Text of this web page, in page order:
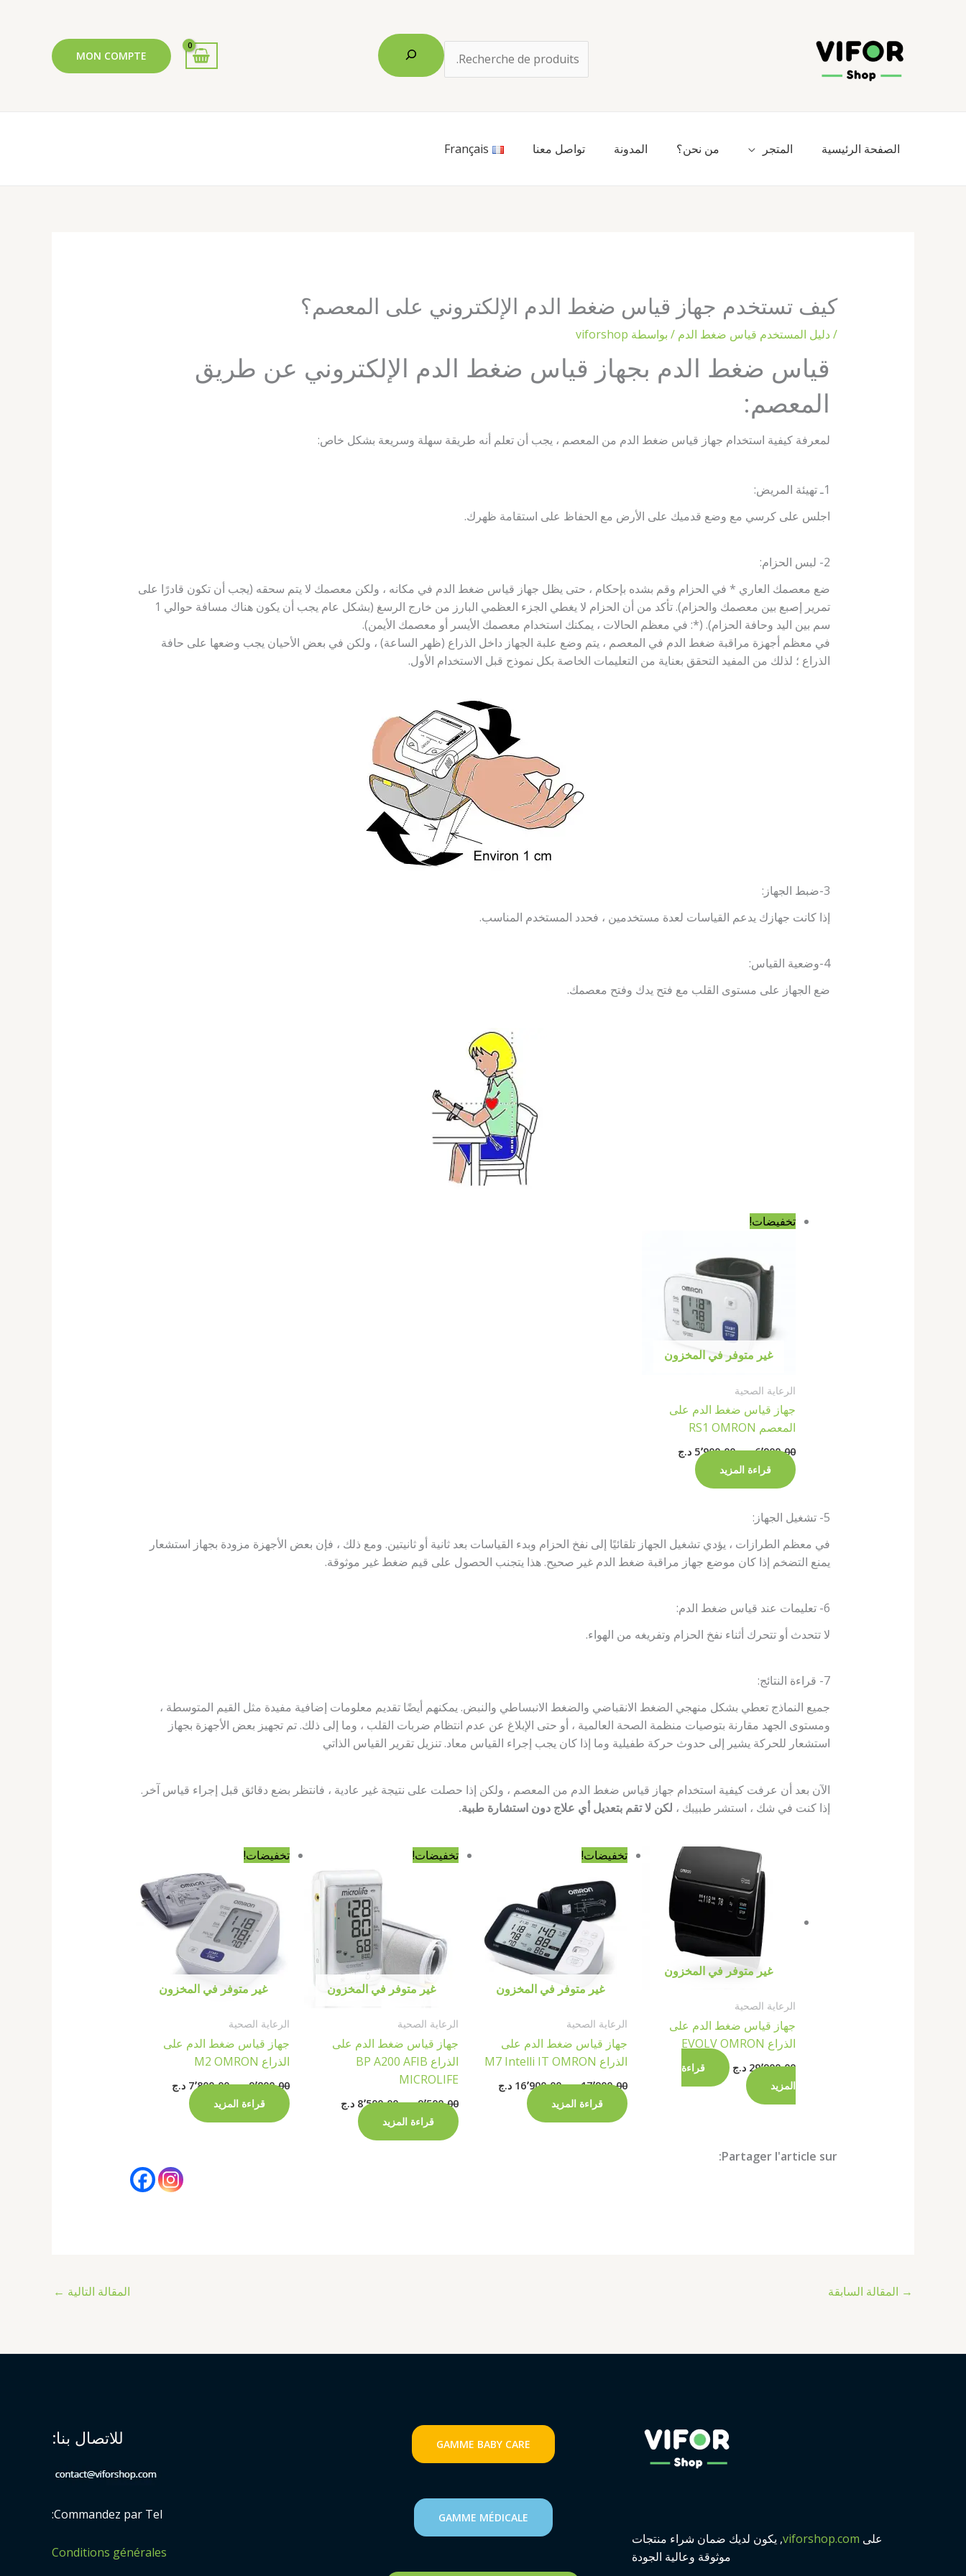
MON COMPTE
الصفحة الرئيسية المتجر من نحن؟ المدونة تواصل معنا Français
كيف تستخدم جهاز قياس ضغط الدم الإلكتروني على المعصم؟
/دليل المستخدم قياس ضغط الدم / بواسطة viforshop
قياس ضغط الدم بجهاز قياس ضغط الدم الإلكتروني عن طريق
المعصم:
لمعرفة كيفية استخدام جهاز قياس ضغط الدم من المعصم ، يجب أن تعلم أنه طريقة سهلة وسريعة بشكل خاص:
1ـ تهيئة المريض:
اجلس على كرسي مع وضع قدميك على الأرض مع الحفاظ على استقامة ظهرك.
2- لبس الحزام:
ضع معصمك العاري * في الحزام وقم بشده بإحكام ، حتى يظل جهاز قياس ضغط الدم في مكانه ، ولكن معصمك لا يتم سحقه (يجب أن تكون قادرًا على
تمرير إصبع بين معصمك والحزام). تأكد من أن الحزام لا يغطي الجزء العظمي البارز من خارج الرسغ (بشكل عام يجب أن يكون هناك مسافة حوالي 1
سم بين اليد وحافة الحزام). (*: في معظم الحالات ، يمكنك استخدام معصمك الأيسر أو معصمك الأيمن).
في معظم أجهزة مراقبة ضغط الدم في المعصم ، يتم وضع علبة الجهاز داخل الذراع (ظهر الساعة) ، ولكن في بعض الأحيان يجب وضعها على حافة
الذراع ؛ لذلك من المفيد التحقق بعناية من التعليمات الخاصة بكل نموذج قبل الاستخدام الأول.
3-ضبط الجهاز:
إذا كانت جهازك يدعم القياسات لعدة مستخدمين ، فحدد المستخدم المناسب.
4-وضعية القياس:
ضع الجهاز على مستوى القلب مع فتح يدك وفتح معصمك.
تخفيضات!
غير متوفر في المخزون
الرعاية الصحية
جهاز قياس ضغط الدم على
المعصم RS1 OMRON
6٬900٫00 د.ج
6٬900٫00 د.ج.
5٬900٫00 د.ج
قراءة المزيد
5- تشغيل الجهاز:
في معظم الطرازات ، يؤدي تشغيل الجهاز تلقائيًا إلى نفخ الحزام وبدء القياسات بعد ثانية أو ثانيتين. ومع ذلك ، فإن بعض الأجهزة مزودة بجهاز استشعار
يمنع التضخم إذا كان موضع جهاز مراقبة ضغط الدم غير صحيح. هذا يتجنب الحصول على قيم ضغط غير موثوقة.
6- تعليمات عند قياس ضغط الدم:
لا تتحدث أو تتحرك أثناء نفخ الحزام وتفريغه من الهواء.
7- قراءة النتائج:
جميع النماذج تعطي بشكل منهجي الضغط الانقباضي والضغط الانبساطي والنبض. يمكنهم أيضًا تقديم معلومات إضافية مفيدة مثل القيم المتوسطة ،
ومستوى الجهد مقارنة بتوصيات منظمة الصحة العالمية ، أو حتى الإبلاغ عن عدم انتظام ضربات القلب ، وما إلى ذلك. تم تجهيز بعض الأجهزة بجهاز
استشعار للحركة يشير إلى حدوث حركة طفيلية وما إذا كان يجب إجراء القياس معاد. تنزيل تقرير القياس الذاتي
الآن بعد أن عرفت كيفية استخدام جهاز قياس ضغط الدم من المعصم ، ولكن إذا حصلت على نتيجة غير عادية ، فانتظر بضع دقائق قبل إجراء قياس آخر.
إذا كنت في شك ، استشر طبيبك ، لكن لا تقم بتعديل أي علاج دون استشارة طبية.
غير متوفر في المخزون
الرعاية الصحية
جهاز قياس ضغط الدم على
الذراع EVOLV OMRON
29٬900٫00 د.ج
قراءة
المزيد
تخفيضات!
غير متوفر في المخزون
الرعاية الصحية
جهاز قياس ضغط الدم على
الذراع M7 Intelli IT OMRON
17٬900٫00 د.ج
17٬900٫00 د.ج.
16٬900٫00 د.ج
قراءة المزيد
تخفيضات!
غير متوفر في المخزون
الرعاية الصحية
جهاز قياس ضغط الدم على
الذراع BP A200 AFIB
MICROLIFE
9٬500٫00 د.ج
9٬500٫00 د.ج.
8٬500٫00 د.ج
هو:
8٬500٫00 د.ج.
قراءة المزيد
تخفيضات!
غير متوفر في المخزون
الرعاية الصحية
جهاز قياس ضغط الدم على
الذراع M2 OMRON
9٬800٫00 د.ج
هو:
9٬800٫00 د.ج.
7٬800٫00 د.ج
هو:
7٬800٫00 د.ج.
قراءة المزيد
Partager l'article sur:
→ المقالة السابقة المقالة التالية ←
على viforshop.com, يكون لديك ضمان شراء منتجات
موثوقة وعالية الجودة
GAMME BABY CARE
GAMME MÉDICALE
للاتصال بنا:
Commandez par Tel:
Conditions générales